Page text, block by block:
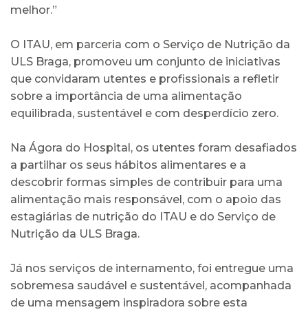
melhor.”
O ITAU, em parceria com o Serviço de Nutrição da
ULS Braga, promoveu um conjunto de iniciativas
que convidaram utentes e profissionais a refletir
sobre a importância de uma alimentação
equilibrada, sustentável e com desperdício zero.
Na Ágora do Hospital, os utentes foram desafiados
a partilhar os seus hábitos alimentares e a
descobrir formas simples de contribuir para uma
alimentação mais responsável, com o apoio das
estagiárias de nutrição do ITAU e do Serviço de
Nutrição da ULS Braga.
Já nos serviços de internamento, foi entregue uma
sobremesa saudável e sustentável, acompanhada
de uma mensagem inspiradora sobre esta